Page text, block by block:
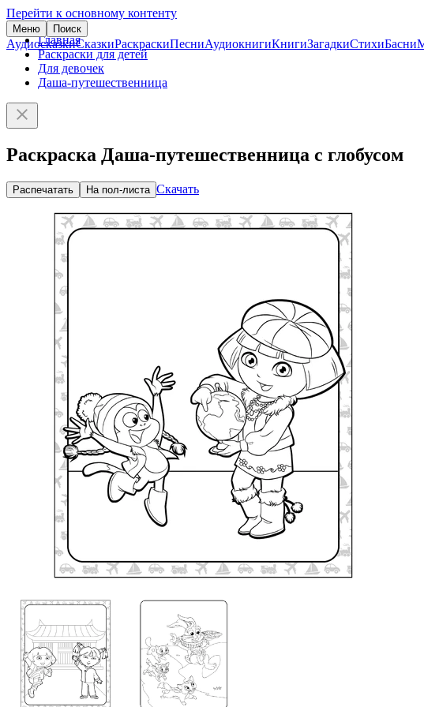
Перейти к основному контенту
Меню Поиск
АудиосказкиСказкиРаскраскиПесниАудиокнигиКнигиЗагадкиСтихиБасни
Главная
Раскраски для детей
Для девочек
Даша-путешественница
Раскраска Даша-путешественница с глобусом
Распечатать На пол-листа Скачать